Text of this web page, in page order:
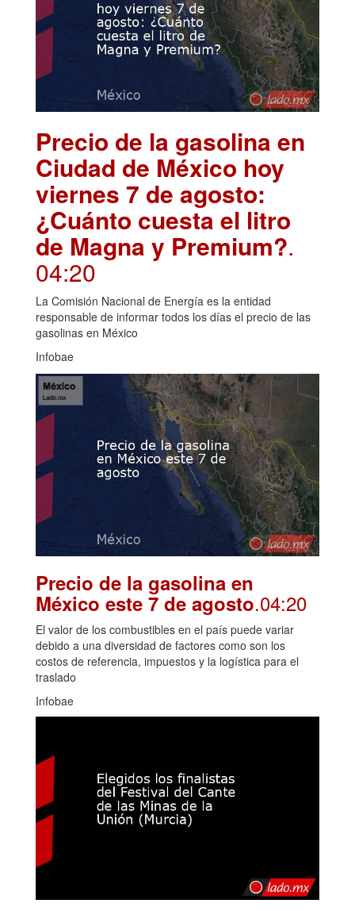
Precio de la gasolina en
Ciudad de México hoy
viernes 7 de agosto:
¿Cuánto cuesta el litro
de Magna y Premium?.
04:20
La Comisión Nacional de Energía es la entidad
responsable de informar todos los días el precio de las
gasolinas en México
Infobae
Precio de la gasolina en
México este 7 de agosto.04:20
El valor de los combustibles en el país puede variar
debido a una diversidad de factores como son los
costos de referencia, impuestos y la logística para el
traslado
Infobae